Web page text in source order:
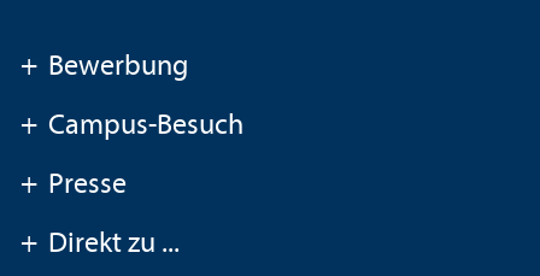
+ Bewerbung
+ Campus-Besuch
+ Presse
+ Direkt zu ...